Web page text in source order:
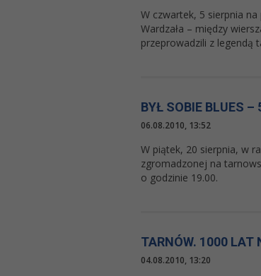
W czwartek, 5 sierpnia na
Wardzała – między
przeprowadzili z legendą
BYŁ SOBIE BLUES
06.08.2010, 13:52
W piątek, 20 sierpnia, w
zgromadzonej na
o godzinie 19.00.
TARNÓW. 1000 LAT
04.08.2010, 13:20